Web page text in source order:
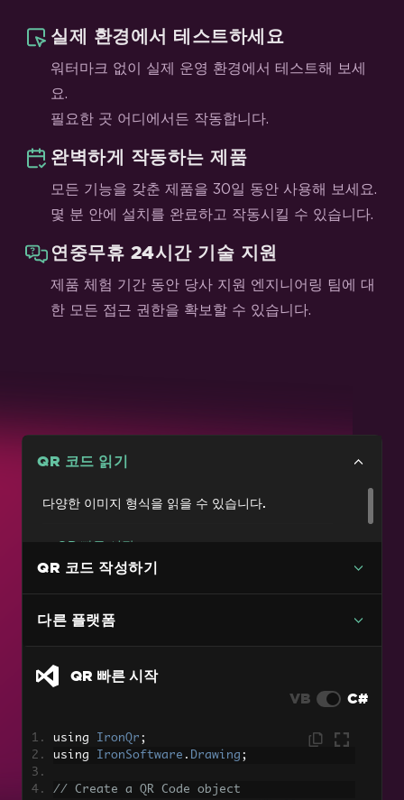
실제 환경에서 테스트하세요
워터마크 없이 실제 운영 환경에서 테스트해 보세
요.
필요한 곳 어디에서든 작동합니다.
완벽하게 작동하는 제품
모든 기능을 갖춘 제품을 30일 동안 사용해 보세요.
몇 분 안에 설치를 완료하고 작동시킬 수 있습니다.
연중무휴 24시간 기술 지원
제품 체험 기간 동안 당사 지원 엔지니어링 팀에 대
한 모든 접근 권한을 확보할 수 있습니다.
QR 코드 읽기
다양한 이미지 형식을 읽을 수 있습니다.
QR 빠른 시작
QR 코드 읽기
QR 코드 유형 읽기
고급 QR 코드 읽기
사용자 지정 QR 읽기 모드 옵션
QR 코드 작성하기
다른 플랫폼
QR 빠른 시작
VB
C#
using IronQr ;
using IronSoftware . Drawing ;
// Create a QR Code object